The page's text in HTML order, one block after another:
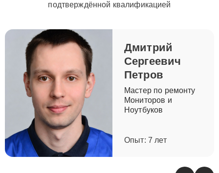
подтверждённой квалификацией
Дмитрий
Сергеевич
Петров
Мастер по ремонту
Мониторов и
Ноутбуков
Опыт: 7 лет